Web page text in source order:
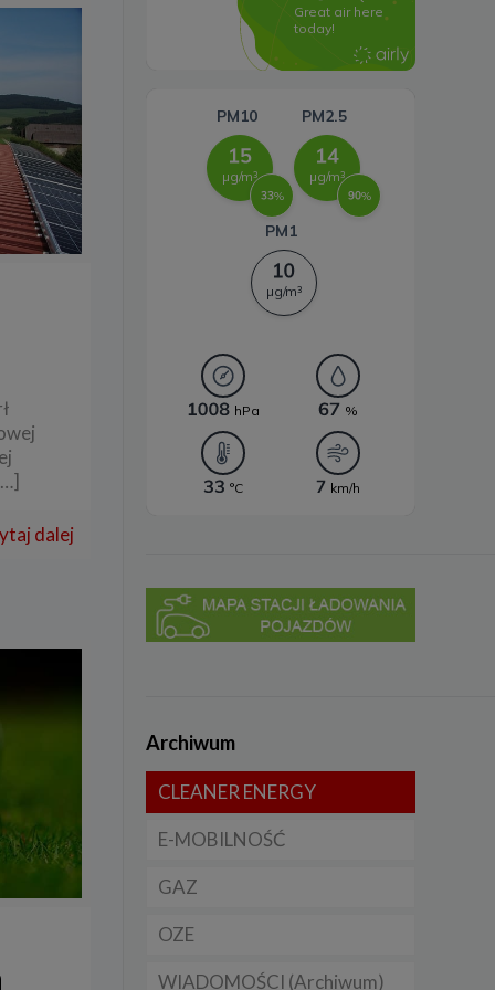
dalej
Systemy magazynowania
Archiwum
CLEANER ENERGY
Dla domu
Dla firmy
Dla samorządu
E-MOBILNOŚĆ
Samochody elektryczne
GAZ
CNG
LNG
OZE
Licznik OZE
WIADOMOŚCI (Archiwum)